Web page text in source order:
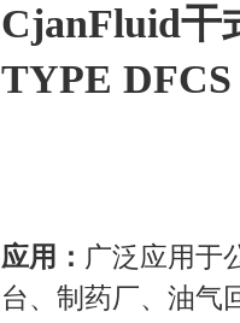
CjanFluid干
TYPE DFCS
应用： 广泛应用于
台、制药厂、油气